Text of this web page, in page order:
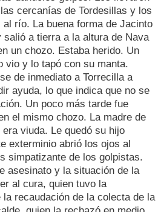
cercanías de Tordesillas y los
río. La buena forma de Jacinto
a tierra a la altura de Nava
un chozo. Estaba herido. Un
vio y lo tapó con su manta.
de inmediato a Torrecilla a
ayuda, lo que indica que no se
Un poco más tarde fue
el mismo chozo. La madre de
viuda. Le quedó su hijo
exterminio abrió los ojos al
simpatizante de los golpistas.
asesinato y la situación de la
al cura, quien tuvo la
recaudación de la colecta de la